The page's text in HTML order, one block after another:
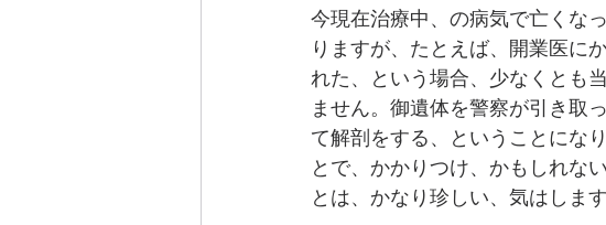
今現在治療中、の病気で亡くな
りますが、たとえば、開業医に
れた、という場合、少なくとも
ません。御遺体を警察が引き取
て解剖をする、ということにな
とで、かかりつけ、かもしれな
とは、かなり珍しい、気はします